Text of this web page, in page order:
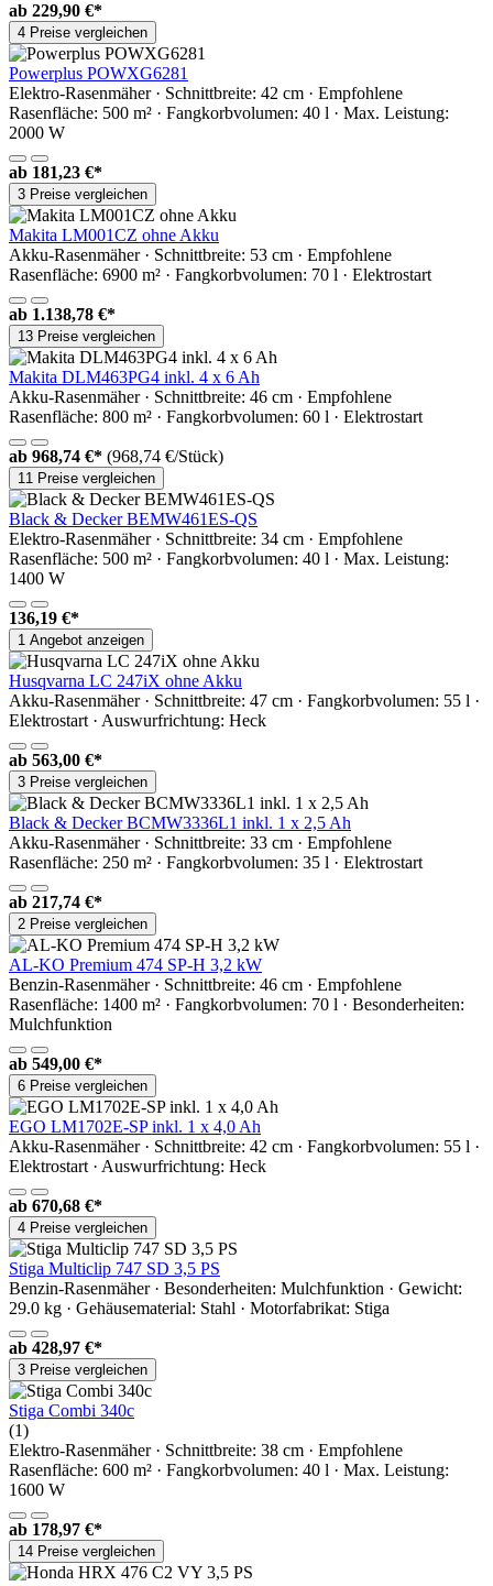
ab 229,90 €*
4 Preise vergleichen
Powerplus POWXG6281
Elektro-Rasenmäher · Schnittbreite: 42 cm · Empfohlene
Rasenfläche: 500 m² · Fangkorbvolumen: 40 l · Max. Leistung:
2000 W
ab 181,23 €*
3 Preise vergleichen
Makita LM001CZ ohne Akku
Akku-Rasenmäher · Schnittbreite: 53 cm · Empfohlene
Rasenfläche: 6900 m² · Fangkorbvolumen: 70 l · Elektrostart
ab 1.138,78 €*
13 Preise vergleichen
Makita DLM463PG4 inkl. 4 x 6 Ah
Akku-Rasenmäher · Schnittbreite: 46 cm · Empfohlene
Rasenfläche: 800 m² · Fangkorbvolumen: 60 l · Elektrostart
ab 968,74 €* (968,74 €/Stück)
11 Preise vergleichen
Black & Decker BEMW461ES-QS
Elektro-Rasenmäher · Schnittbreite: 34 cm · Empfohlene
Rasenfläche: 500 m² · Fangkorbvolumen: 40 l · Max. Leistung:
1400 W
136,19 €*
1 Angebot anzeigen
Husqvarna LC 247iX ohne Akku
Akku-Rasenmäher · Schnittbreite: 47 cm · Fangkorbvolumen: 55 l ·
Elektrostart · Auswurfrichtung: Heck
ab 563,00 €*
3 Preise vergleichen
Black & Decker BCMW3336L1 inkl. 1 x 2,5 Ah
Akku-Rasenmäher · Schnittbreite: 33 cm · Empfohlene
Rasenfläche: 250 m² · Fangkorbvolumen: 35 l · Elektrostart
ab 217,74 €*
2 Preise vergleichen
AL-KO Premium 474 SP-H 3,2 kW
Benzin-Rasenmäher · Schnittbreite: 46 cm · Empfohlene
Rasenfläche: 1400 m² · Fangkorbvolumen: 70 l · Besonderheiten:
Mulchfunktion
ab 549,00 €*
6 Preise vergleichen
EGO LM1702E-SP inkl. 1 x 4,0 Ah
Akku-Rasenmäher · Schnittbreite: 42 cm · Fangkorbvolumen: 55 l ·
Elektrostart · Auswurfrichtung: Heck
ab 670,68 €*
4 Preise vergleichen
Stiga Multiclip 747 SD 3,5 PS
Benzin-Rasenmäher · Besonderheiten: Mulchfunktion · Gewicht:
29.0 kg · Gehäusematerial: Stahl · Motorfabrikat: Stiga
ab 428,97 €*
3 Preise vergleichen
Stiga Combi 340c
(1)
Elektro-Rasenmäher · Schnittbreite: 38 cm · Empfohlene
Rasenfläche: 600 m² · Fangkorbvolumen: 40 l · Max. Leistung:
1600 W
ab 178,97 €*
14 Preise vergleichen